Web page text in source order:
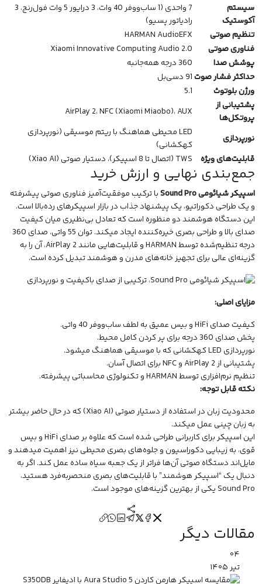
سیستم
آکوستیک
7 واحدی (1 ساب‌ووفر 40 وات، 3 درایور 5 وات فول‌رنج، 3
رادیاتور پسیو)
تنظیم صوتی
HARMAN AudioEFX
فناوری صوتی
Xiaomi Innovative Computing Audio 2.0
پوشش صدا
360 درجه همه‌جانبه
حداکثر فشار صوت91 دسی‌بل
ورژن بلوتوث
5.1
پشتیبانی از
پروتکل‌ها
AirPlay 2، NFC (Xiaomi Miaobo)، AUX
نورپردازی
LED محیطی هماهنگ با ریتم موسیقی (نورپردازی
کهکشانی)
قابلیت‌های ویژه
TWS (اتصال تا 8 اسپیکر)، دستیار صوتی (Xiao AI)
جمع‌بندی نهایی و ارزش خرید
اسپیکر شیائومی Sound Pro
با ترکیب موفقیت‌آمیز فناوری صوتی پیشرفته
و یک طراحی دکوراتیو، یک پیشنهاد جذاب در بازار اسپیکرهای رده‌بالا است.
این دستگاه هوشمند دو منظوره است که تعادل بی‌نظیری میان کیفیت
صدای بالا و طراحی بصری خیره‌کننده ایجاد میکند. توان 55 واتی،
صدای 360
درجه
تنظیم‌شده توسط HARMAN و قابلیت‌هایی مانند AirPlay 2، آن را به
گزینه‌ای عالی برای تجهیز خانه‌های مدرن و هوشمند تبدیل کرده است.
مزایای اصلی:
کیفیت صدای HiFi و بیس عمیق به لطف ساب‌ووفر 40 واتی.
پخش صدای 360 درجه برای پر کردن کامل محیط.
نورپردازی LED کهکشانی که با موسیقی هماهنگ میشود.
پشتیبانی از AirPlay 2 و NFC برای اتصال آسان.
تنظیم نرم‌افزاری توسط HARMAN و تکنولوژی محاسباتی پیشرفته.
نکته قابل توجه:
محدودیت زبان در استفاده از دستیار صوتی (Xiao AI) که در حال حاضر بیشتر
به زبان چینی عمل میکند.
این اسپیکر برای کاربرانی طراحی شده است که علاوه بر صدای HiFi و بیس
قوی، به زیبایی دکوراسیون و جلوه‌های بصری محیطی نیز اهمیت میدهند و
مایل‌اند دستگاه صوتی آن‌ها فراتر از یک جعبه سیاه ساده عمل کند. اگر به
دنبال یک “اسپیکر هوشمند” با قابلیت‌های بصری منحصربه‌فرد هستید،
Sound Pro یکی از بهترین گزینه‌های موجود است.
مقالات دیگر
۰۴
تیر۱۴۰۵